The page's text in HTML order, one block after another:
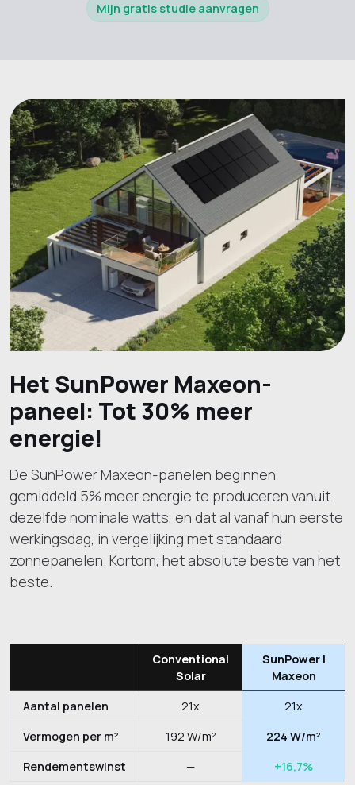
Mijn gratis studie aanvragen
Het SunPower Maxeon-
paneel: Tot 30% meer
energie!
De SunPower Maxeon-panelen beginnen
gemiddeld 5% meer energie te produceren vanuit
dezelfde nominale watts, en dat al vanaf hun eerste
werkingsdag, in vergelijking met standaard
zonnepanelen. Kortom, het absolute beste van het
beste.
Conventional
Solar
SunPower |
Maxeon
Aantal panelen
21x
21x
Vermogen per m²
192 W/m²
224 W/m²
Rendementswinst
— +16,7%